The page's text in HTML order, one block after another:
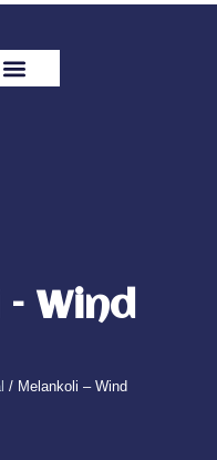
Wind
/ Melankoli – Wind